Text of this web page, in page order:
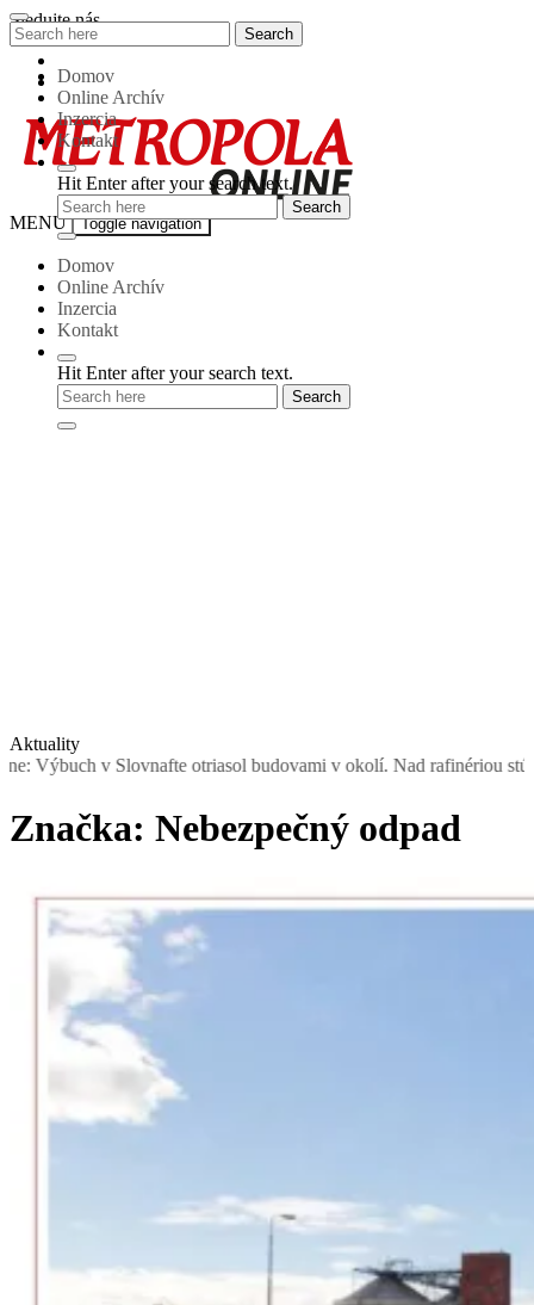
Skip
to
content
Sledujte nás
Metropola-
MENU Toggle navigation
Domov
Online Archív
Inzercia
Kontakt
Hit Enter after your search text.
Search
for:
Search
Domov
Online Archív
Inzercia
Kontakt
Hit Enter after your search text.
Aktuality
v Slovnafte otriasol budovami v okolí. Nad rafinériou stúpal
Značka: Nebezpečný odpad